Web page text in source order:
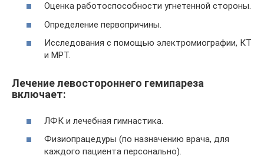
Оценка работоспособности угнетенной стороны.
Определение первопричины.
Исследования с помощью электромиографии, КТ
и МРТ.
Лечение левостороннего гемипареза
включает:
ЛФК и лечебная гимнастика.
Физиопрацедуры (по назначению врача, для
каждого пациента персонально).